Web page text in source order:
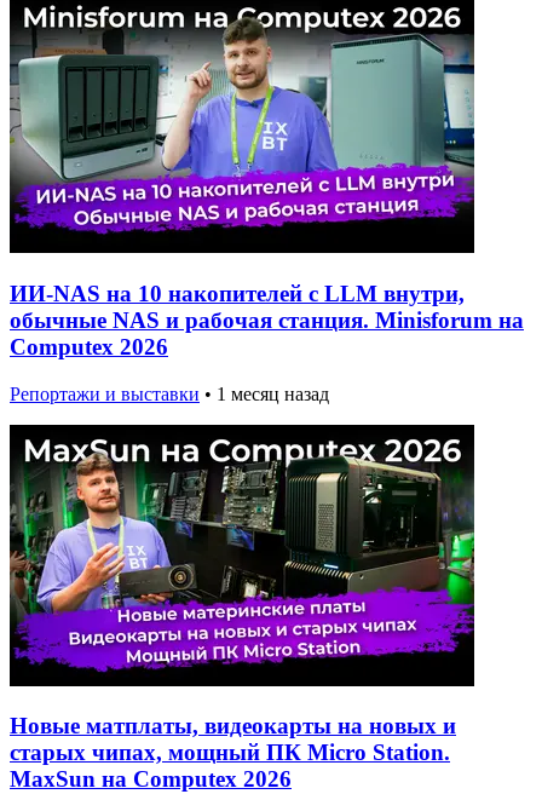
ИИ-NAS на 10 накопителей с LLM внутри,
обычные NAS и рабочая станция. Minisforum на
Computex 2026
Репортажи и выставки • 1 месяц назад
Новые матплаты, видеокарты на новых и
старых чипах, мощный ПК Micro Station.
MaxSun на Computex 2026